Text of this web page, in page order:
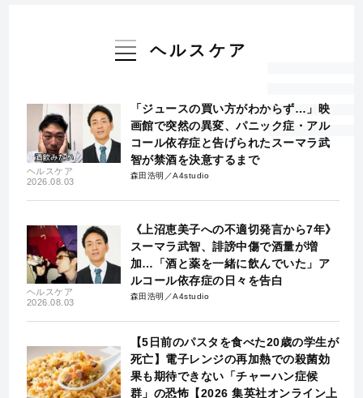
ヘルスケア
ヘルスケア
2026.08.03
「ジュースの買い方がわからず…」映
画館で突然の異変、パニック症・アル
コール依存症と告げられたスーマラ武
智が禁酒を決意するまで
森田浩明／A4studio
ヘルスケア
2026.08.03
《上沼恵美子への不適切発言から7年》
スーマラ武智、誹謗中傷で酒量が増
加…「酒と薬を一緒に飲んでいた」ア
ルコール依存症の日々を告白
森田浩明／A4studio
【5日前のパスタを食べた20歳の学生が
死亡】電子レンジの再加熱での殺菌効
果も期待できない「チャーハン症候
群」の恐怖【2026 集英社オンライン上